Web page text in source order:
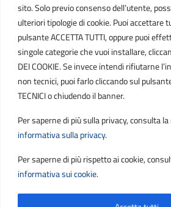
sito. Solo previo consenso dell’utente,
ulteriori tipologie di cookie. Puoi accettare
pulsante ACCETTA TUTTI, oppure puoi
singole categorie che vuoi installare,
DEI COOKIE. Se invece intendi rifiutarne
non tecnici, puoi farlo cliccando sul pulsante
TECNICI o chiudendo il banner.
Per saperne di più sulla privacy, consulta
informativa sulla privacy.
Per saperne di più rispetto ai cookie,
informativa sui cookie.
POSTA ELETTRONICA
PEC
protocollo.sogetspa@pec.it
contribuenti@sogetspa.it
SEGUICI SU